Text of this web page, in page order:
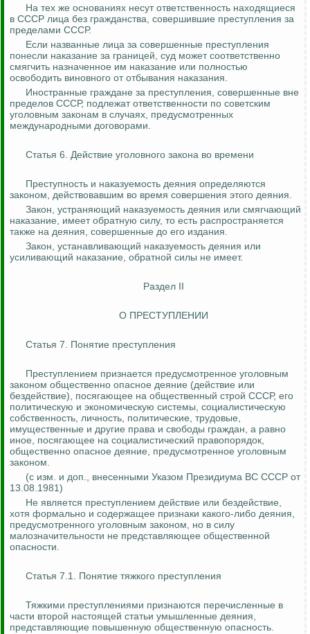
На тех же основаниях несут ответственность находящиеся
в СССР лица без гражданства, совершившие преступления за
пределами СССР.
Если названные лица за совершенные преступления
понесли наказание за границей, суд может соответственно
смягчить назначенное им наказание или полностью
освободить виновного от отбывания наказания.
Иностранные граждане за преступления, совершенные вне
пределов СССР, подлежат ответственности по советским
уголовным законам в случаях, предусмотренных
международными договорами.
Статья 6. Действие уголовного закона во времени
Преступность и наказуемость деяния определяются
законом, действовавшим во время совершения этого деяния.
Закон, устраняющий наказуемость деяния или смягчающий
наказание, имеет обратную силу, то есть распространяется
также на деяния, совершенные до его издания.
Закон, устанавливающий наказуемость деяния или
усиливающий наказание, обратной силы не имеет.
Раздел II
О ПРЕСТУПЛЕНИИ
Статья 7. Понятие преступления
Преступлением признается предусмотренное уголовным
законом общественно опасное деяние (действие или
бездействие), посягающее на общественный строй СССР, его
политическую и экономическую системы, социалистическую
собственность, личность, политические, трудовые,
имущественные и другие права и свободы граждан, а равно
иное, посягающее на социалистический правопорядок,
общественно опасное деяние, предусмотренное уголовным
законом.
(с изм. и доп., внесенными Указом Президиума ВС СССР от
13.08.1981)
Не является преступлением действие или бездействие,
хотя формально и содержащее признаки какого-либо деяния,
предусмотренного уголовным законом, но в силу
малозначительности не представляющее общественной
опасности.
Статья 7.1. Понятие тяжкого преступления
Тяжкими преступлениями признаются перечисленные в
части второй настоящей статьи умышленные деяния,
представляющие повышенную общественную опасность.